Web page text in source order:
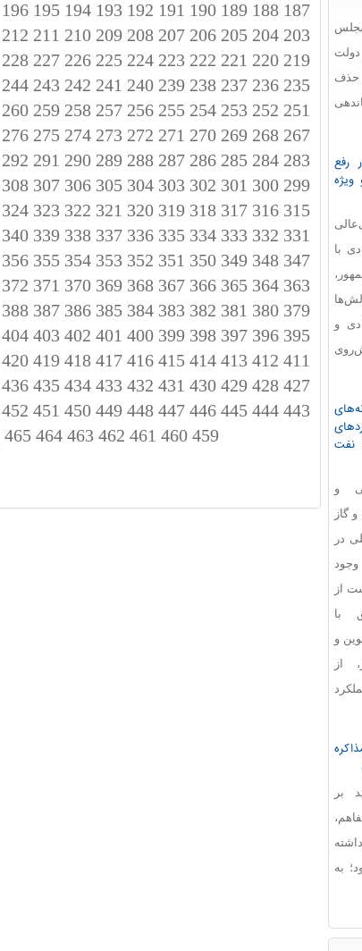
دولت
حذف
رفع
ویژه
با
و
نفت
و
گاز
در
از
با
و
از
بر
تفاهم،
به
187
188
189
190
191
192
193
194
195
196
203
204
205
206
207
208
209
210
211
212
219
220
221
222
223
224
225
226
227
228
235
236
237
238
239
240
241
242
243
244
251
252
253
254
255
256
257
258
259
260
267
268
269
270
271
272
273
274
275
276
283
284
285
286
287
288
289
290
291
292
299
300
301
302
303
304
305
306
307
308
315
316
317
318
319
320
321
322
323
324
331
332
333
334
335
336
337
338
339
340
347
348
349
350
351
352
353
354
355
356
363
364
365
366
367
368
369
370
371
372
379
380
381
382
383
384
385
386
387
388
395
396
397
398
399
400
401
402
403
404
411
412
413
414
415
416
417
418
419
420
427
428
429
430
431
432
433
434
435
436
443
444
445
446
447
448
449
450
451
452
459
460
461
462
463
464
465